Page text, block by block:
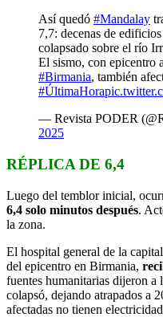
Así quedó #Mandalay
7,7: decenas de
colapsado sobre el río
El sismo, con epicentro
#Birmania, también
#ÚltimaHora
— Revista PODER
2025
RÉPLICA DE 6,4
Luego del temblor inicial,
6,4 solo minutos después.
la zona.
El hospital general de la
del epicentro en Birmania,
fuentes humanitarias dijeron a
colapsó, dejando atrapados a
afectadas no tienen